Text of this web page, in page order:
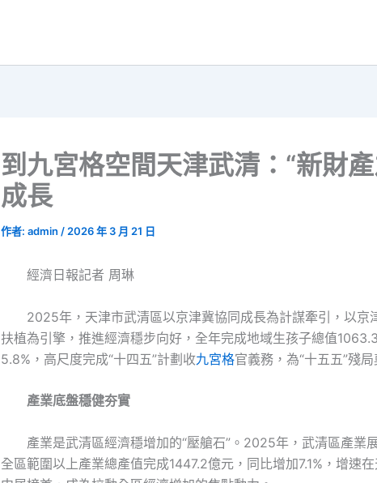
到九宮格空間天津武清：“新財
成長
作者: admin / 2026 年 3 月 21 日
經濟日報記者 周琳
2025年，天津市武清區以京津冀協同成長為計謀牽引，以京
扶植為引擎，推進經濟穩步向好，全年完成地域生孩子總值
5.8%，高尺度完成“十四五”計劃收九宮格官義務，為“十五五”殘
產業底盤穩健夯實
產業是武清區經濟穩增加的“壓艙石”。2025年，武清區產業
全區範圍以上產業總產值完成1447.2億元，同比增加7.1%，增速